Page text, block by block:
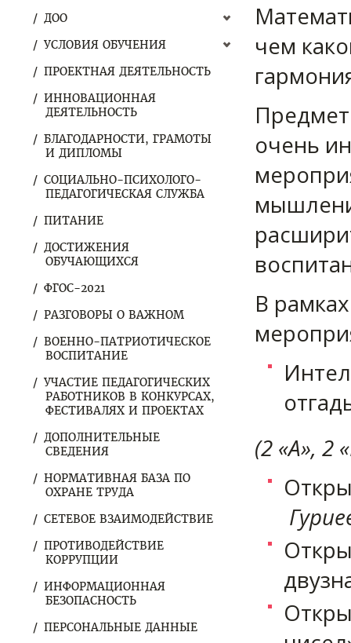
ДОО
УСЛОВИЯ ОБУЧЕНИЯ
ПРОЕКТНАЯ ДЕЯТЕЛЬНОСТЬ
ИННОВАЦИОННАЯ
ДЕЯТЕЛЬНОСТЬ
БЛАГОДАРНОСТИ, ГРАМОТЫ
И ДИПЛОМЫ
СОЦИАЛЬНО-ПСИХОЛОГО-
ПЕДАГОГИЧЕСКАЯ СЛУЖБА
ПИТАНИЕ
ДОСТИЖЕНИЯ
ОБУЧАЮЩИХСЯ
ФГОС-2021
РАЗГОВОРЫ О ВАЖНОМ
ВОЕННО-ПАТРИОТИЧЕСКОЕ
ВОСПИТАНИЕ
УЧАСТИЕ ПЕДАГОГИЧЕСКИХ
РАБОТНИКОВ В КОНКУРСАХ,
ФЕСТИВАЛЯХ И ПРОЕКТАХ
ДОПОЛНИТЕЛЬНЫЕ
СВЕДЕНИЯ
НОРМАТИВНАЯ БАЗА ПО
ОХРАНЕ ТРУДА
СЕТЕВОЕ ВЗАИМОДЕЙСТВИЕ
ПРОТИВОДЕЙСТВИЕ
КОРРУПЦИИ
ИНФОРМАЦИОННАЯ
БЕЗОПАСНОСТЬ
ПЕРСОНАЛЬНЫЕ ДАННЫЕ
чем
очень
В
(2 «А», 2